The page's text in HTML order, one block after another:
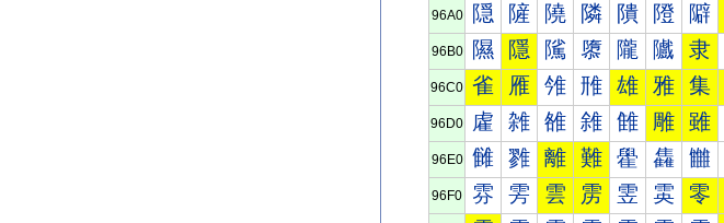
96A0 隠 隡 隢 隣 隤 隥 隦
96B0 隰 隱 隲 隳 隴 隵 隶
96C0 雀 雁 雂 雃 雄 雅 集
96D0 雐 雑 雒 雓 雔 雕 雖
96E0 雠 雡 離 難 雤 雥 雦
96F0 雰 雱 雲 雳 雴 雵 零